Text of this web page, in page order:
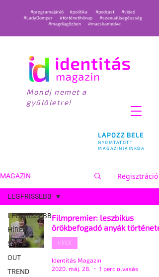
LAPOZZ BELE
NYOMTATOTT
MAGAZINJAINKBA
#programajánló #politika #podcast
#videó
#LadyDömper
#történetihónap
#szexuálisegészség
#magdiagőzben
#macskamedve
Mondj nemet a
gyűlöletre!
MAGAZIN Regisztráció
LEGFRISSEBB
HÍREK
STÍLUS
OUT
TREND
LEGFRISSEBB
Filmpremier: leszbikus
örökbefogadó anyák története
HÍREK
Identitás Magazin
2020. máj. 28.
1 perc olvasás